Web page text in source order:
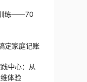
训练——70
定家庭记账
中心：从
体验